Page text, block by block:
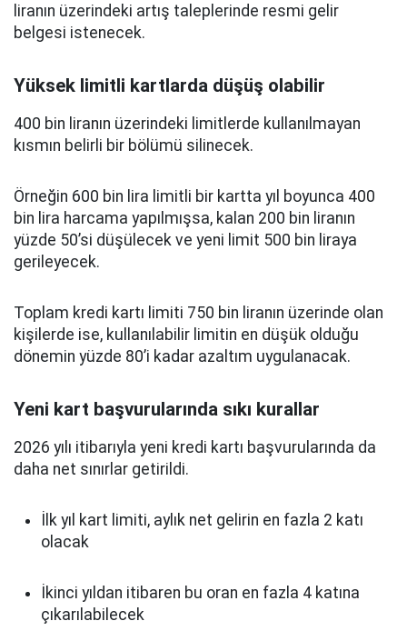
liranın üzerindeki artış taleplerinde resmi gelir
belgesi istenecek.
Yüksek limitli kartlarda düşüş olabilir
400 bin liranın üzerindeki limitlerde kullanılmayan
kısmın belirli bir bölümü silinecek.
Örneğin 600 bin lira limitli bir kartta yıl boyunca 400
bin lira harcama yapılmışsa, kalan 200 bin liranın
yüzde 50’si düşülecek ve yeni limit 500 bin liraya
gerileyecek.
Toplam kredi kartı limiti 750 bin liranın üzerinde olan
kişilerde ise, kullanılabilir limitin en düşük olduğu
dönemin yüzde 80’i kadar azaltım uygulanacak.
Yeni kart başvurularında sıkı kurallar
2026 yılı itibarıyla yeni kredi kartı başvurularında da
daha net sınırlar getirildi.
İlk yıl kart limiti, aylık net gelirin en fazla 2 katı
olacak
İkinci yıldan itibaren bu oran en fazla 4 katına
çıkarılabilecek